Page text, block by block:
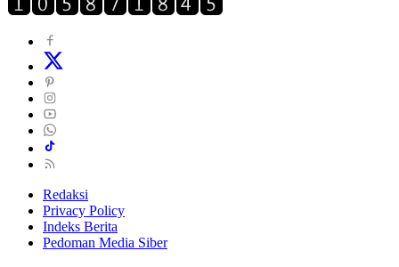
Redaksi
Privacy Policy
Indeks Berita
Pedoman Media Siber